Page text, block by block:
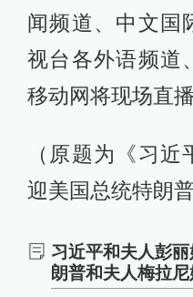
闻频道、中文国
视台各外语频道
移动网将现场直播
（原题为《习
迎美国总统特朗普
习近平和夫人彭
朗普和夫人梅拉尼